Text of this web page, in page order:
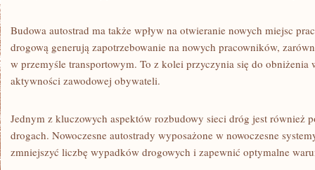
Budowa ⁣autostrad ma także wpływ na ⁣otwieranie‌ nowych miejsc
drogową generują ⁢zapotrzebowanie ⁢na⁢ nowych pracowników,
w przemyśle transportowym. To ‍z⁣ kolei⁤ przyczynia się do obniżenia
‌aktywności zawodowej obywateli.
Jednym z kluczowych aspektów rozbudowy sieci‌ dróg ⁤jest również
drogach. Nowoczesne autostrady wyposażone w nowoczesne
zmniejszyć liczbę wypadków drogowych⁢ i‍ zapewnić optymalne